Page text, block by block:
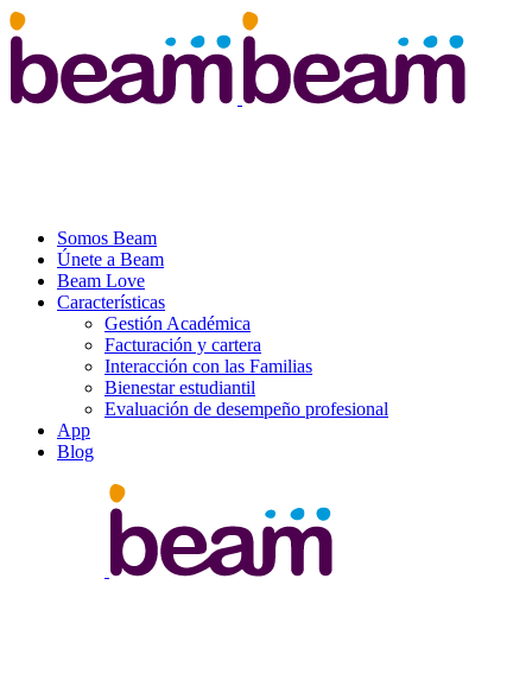
Somos Beam
Únete a Beam
Beam Love
Características
Gestión Académica
Facturación y cartera
Interacción con las Familias
Bienestar estudiantil
Evaluación de desempeño profesional
App
Blog